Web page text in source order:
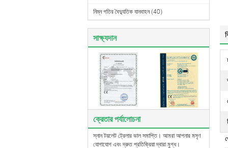
নিম্ন গতির বৈদ্যুতিক যানবাহন (40)
সাক্ষ্যদান
ক্রেতার পর্যালোচনা
স্নান টয়লেট ট্রেলার ভাল সমাপ্তি। আমরা আপনার মসৃণ
যোগাযোগ এবং দ্রুত প্রতিক্রিয়া দ্বারা মুগ্ধ।